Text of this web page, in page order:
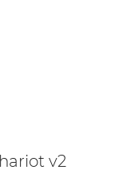
v2